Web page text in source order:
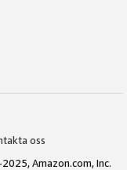
oss
Amazon.com, Inc.